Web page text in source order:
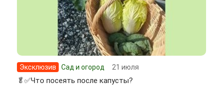
Эксклюзив Сад и огород 21 июля
🥬✅Что посеять после капусты?